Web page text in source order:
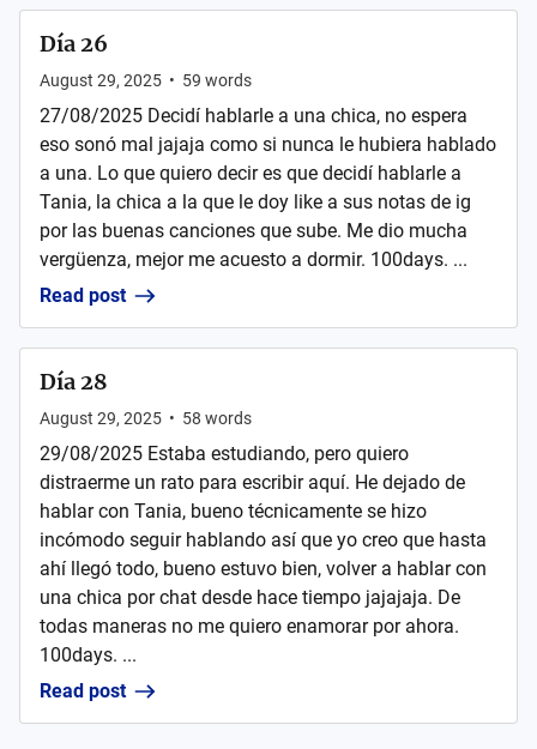
Día 26
August 29, 2025 • 59 words
27/08/2025 Decidí hablarle a una chica, no espera
eso sonó mal jajaja como si nunca le hubiera hablado
a una. Lo que quiero decir es que decidí hablarle a
Tania, la chica a la que le doy like a sus notas de ig
por las buenas canciones que sube. Me dio mucha
vergüenza, mejor me acuesto a dormir. 100days. ...
Read post
Día 28
August 29, 2025 • 58 words
29/08/2025 Estaba estudiando, pero quiero
distraerme un rato para escribir aquí. He dejado de
hablar con Tania, bueno técnicamente se hizo
incómodo seguir hablando así que yo creo que hasta
ahí llegó todo, bueno estuvo bien, volver a hablar con
una chica por chat desde hace tiempo jajajaja. De
todas maneras no me quiero enamorar por ahora.
100days. ...
Read post